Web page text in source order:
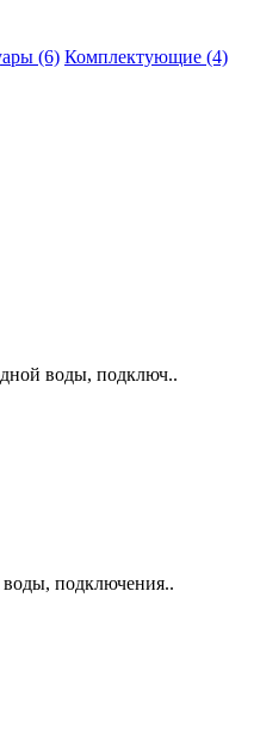
(6) Комплектующие (4)
воды, подключ..
подключения..